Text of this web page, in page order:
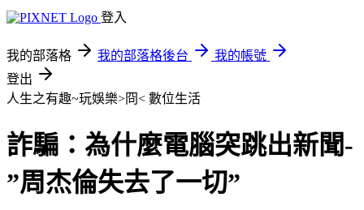
登入
我的部落格 我的部落格後台
我的帳號
登出
人生之有趣~玩娛樂>冏< 數位生活
詐騙：為什麼電腦突跳出新聞-
”周杰倫失去了一切”